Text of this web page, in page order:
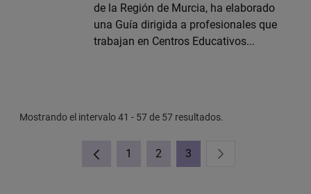
de la Región de Murcia, ha elaborado
una Guía dirigida a profesionales que
trabajan en Centros Educativos...
Mostrando el intervalo 41 - 57 de 57 resultados.
Página
1
Página
2
Página
3